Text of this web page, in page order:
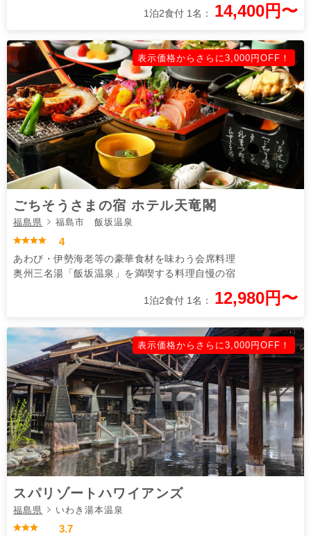
1泊2食付 1名： 14,400円〜
表示価格からさらに3,000円OFF！
ごちそうさまの宿 ホテル天竜閣
福島県 福島市 飯坂温泉
4
あわび・伊勢海老等の豪華食材を味わう会席料理
奥州三名湯「飯坂温泉」を満喫する料理自慢の宿
1泊2食付 1名： 12,980円〜
表示価格からさらに3,000円OFF！
スパリゾートハワイアンズ
福島県 いわき湯本温泉
3.7